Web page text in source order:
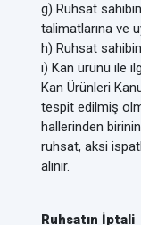
g) Ruhsat
talimatlarına ve
h) Ruhsat
ı) Kan ürünü ile
Kan Ürünleri
tespit edilmiş
hallerinden
ruhsat, aksi
alınır.
Ruhsatın İptali